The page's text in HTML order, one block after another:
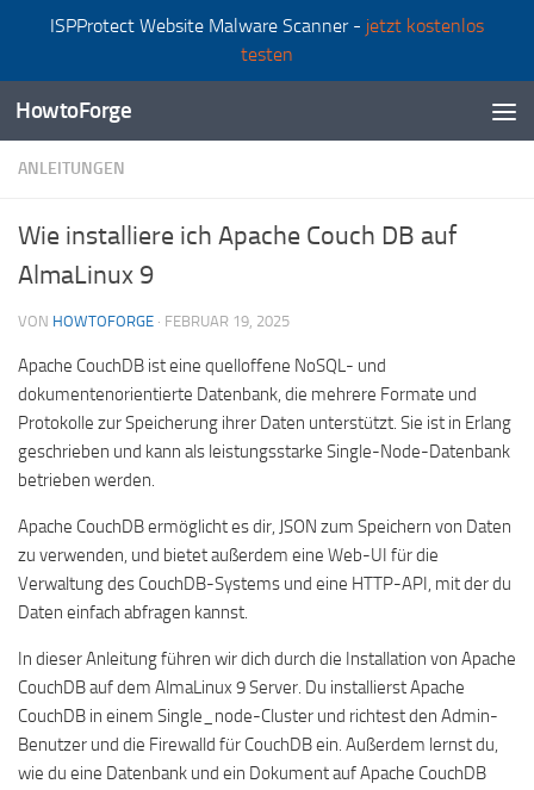
ISPProtect Website Malware Scanner - jetzt kostenlos
testen
Zum Inhalt springen
HowtoForge
ANLEITUNGEN
Wie installiere ich Apache Couch DB auf
AlmaLinux 9
VON HOWTOFORGE · FEBRUAR 19, 2025
Apache CouchDB ist eine quelloffene NoSQL- und
dokumentenorientierte Datenbank, die mehrere Formate und
Protokolle zur Speicherung ihrer Daten unterstützt. Sie ist in Erlang
geschrieben und kann als leistungsstarke Single-Node-Datenbank
betrieben werden.
Apache CouchDB ermöglicht es dir, JSON zum Speichern von Daten
zu verwenden, und bietet außerdem eine Web-UI für die
Verwaltung des CouchDB-Systems und eine HTTP-API, mit der du
Daten einfach abfragen kannst.
In dieser Anleitung führen wir dich durch die Installation von Apache
CouchDB auf dem AlmaLinux 9 Server. Du installierst Apache
CouchDB in einem Single_node-Cluster und richtest den Admin-
Benutzer und die Firewalld für CouchDB ein. Außerdem lernst du,
wie du eine Datenbank und ein Dokument auf Apache CouchDB